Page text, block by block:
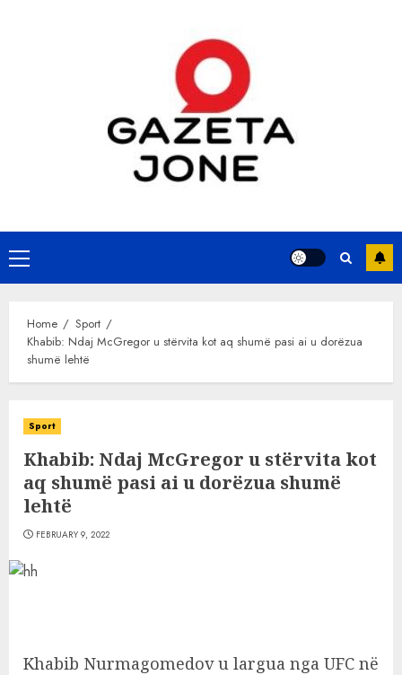
Primary
Menu
Home
Sport
Khabib: Ndaj McGregor u stërvita kot aq shumë pasi ai u dorëzua
shumë lehtë
Sport
Khabib: Ndaj McGregor u stërvita kot
aq shumë pasi ai u dorëzua shumë
lehtë
FEBRUARY 9, 2022
Khabib Nurmagomedov u largua nga UFC në